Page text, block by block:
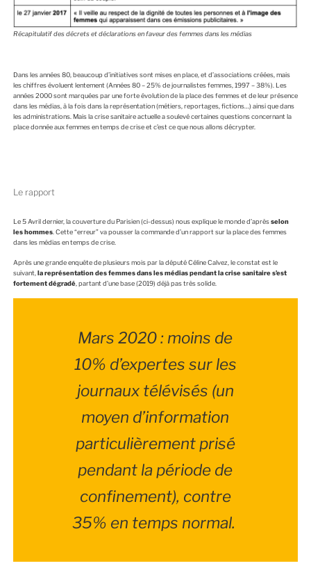
Récapitulatif desdécrets et déclarations en faveur des femmes dans les médias
Dans les années 80, beaucoup d’initiatives sont mises en place, et d’associations créées, mais
les chiffres évoluent lentement (Années 80 – 25% de journalistes femmes, 1997 – 38%). Les
années 2000 sont marquées par une forte évolution de la place des femmes et de leur présence
dans les médias, à la fois dans la représentation (métiers, reportages, fictions…) ainsi que dans
les administrations. Mais la crise sanitaire actuelle a soulevé certaines questions concernant la
place donnée aux femmes en temps de crise et c’est ce que nous allons décrypter.
Le rapport
Le 5 Avril dernier, la couverture du Parisien (ci-dessus) nous explique le monde d’aprèsselon
les hommes. Cette “erreur” va pousser la commande d’un rapport sur la place des femmes
dans les médias en temps de crise.
Après une grande enquête de plusieurs mois par la député Céline Calvez, le constat est le
suivant,la représentation des femmes dans les médias pendant la crise sanitaire s’est
fortement dégradé, partant d’une base (2019) déjà pas très solide.
Mars 2020 : moins de
10% d’expertes sur les
journaux télévisés (un
moyen d’information
particulièrement prisé
pendant la période de
confinement), contre
35% en temps normal.